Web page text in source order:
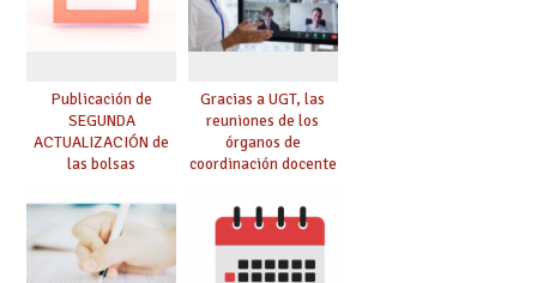
Publicación de
SEGUNDA
ACTUALIZACIÓN de
las bolsas
Cuerpo de Maestros
de especialidades
convocadas a
oposición
Gracias a UGT, las
reuniones de los
órganos de
coordinación docente
de manera
telemática, sin exigir
presencialidad en el
centro